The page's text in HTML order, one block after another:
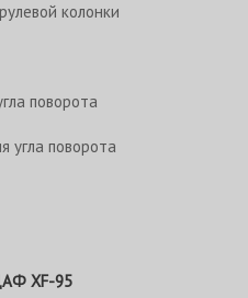
колонки
поворота
угла поворота
XF-95